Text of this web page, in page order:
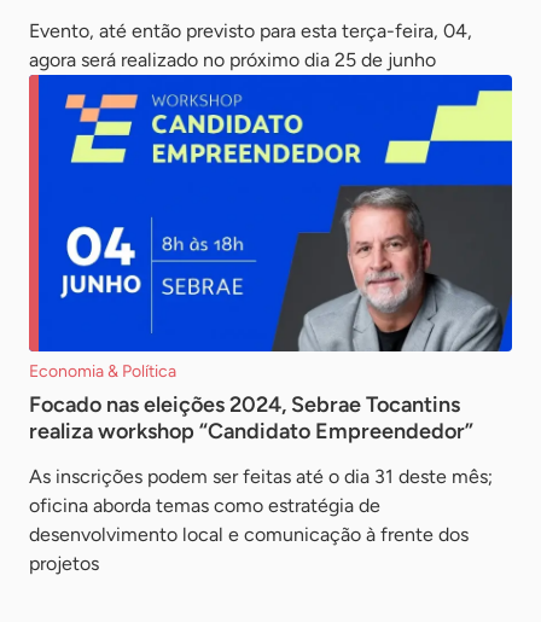
Evento, até então previsto para esta terça-feira, 04,
agora será realizado no próximo dia 25 de junho
Economia & Política
Focado nas eleições 2024, Sebrae Tocantins
realiza workshop “Candidato Empreendedor”
As inscrições podem ser feitas até o dia 31 deste mês;
oficina aborda temas como estratégia de
desenvolvimento local e comunicação à frente dos
projetos